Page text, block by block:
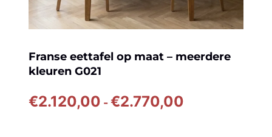
Franse eettafel op maat – meerdere
kleuren G021
€2.120,00 -€2.770,00